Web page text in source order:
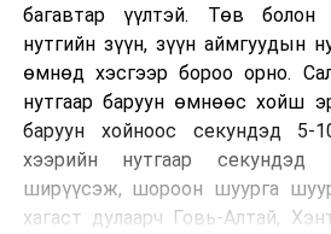
багавтар үүлтэй. Төв болон
нутгийн зүүн, зүүн аймгуудын
өмнөд хэсгээр бороо орно.
нутгаар баруун өмнөөс хойш
баруун хойноос секундэд 5-
хээрийн нутгаар
ширүүсэж, шороон шуурга
хагаст дулаарч Говь-Алтай,